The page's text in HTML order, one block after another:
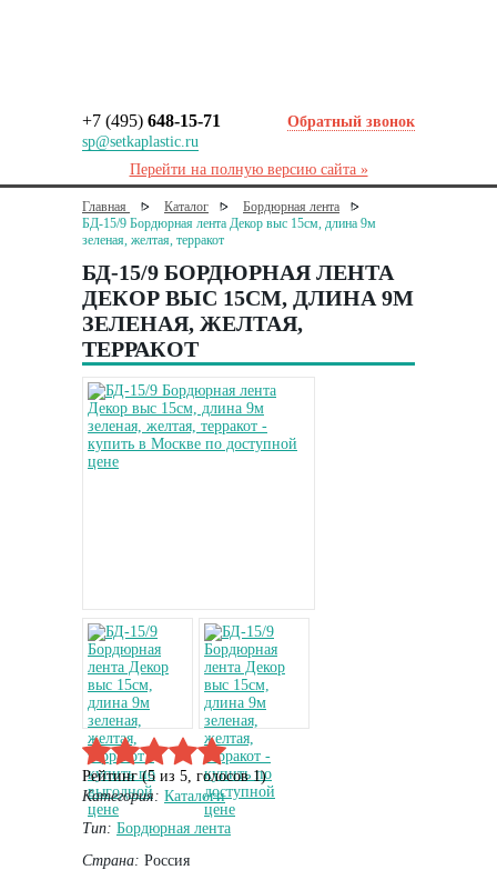
+7 (495) 648-15-71
sp@setkaplastic.ru
Обратный звонок
Перейти на полную версию сайта »
Главная Каталог
Бордюрная лента
БД-15/9 Бордюрная лента Декор выс 15см, длина 9м
зеленая, желтая, терракот
БД-15/9 БОРДЮРНАЯ ЛЕНТА
ДЕКОР ВЫС 15СМ, ДЛИНА 9М
ЗЕЛЕНАЯ, ЖЕЛТАЯ,
ТЕРРАКОТ
Рейтинг (5 из 5, голосов1)
Категория: Каталоги
Тип: Бордюрная лента
Страна: Россия